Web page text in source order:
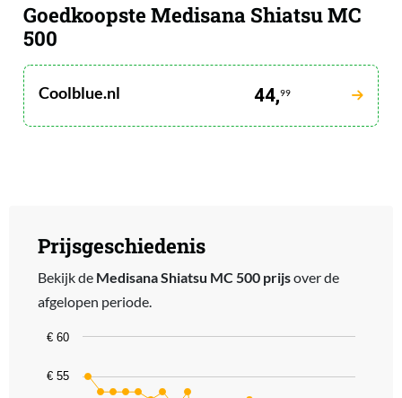
Goedkoopste Medisana Shiatsu MC
500
Coolblue.nl 44,99
Prijsgeschiedenis
Bekijk de Medisana Shiatsu MC 500 prijsover de
afgelopen periode.
Chart
Line chart with 22 data points.
The chart has 1 X axis displaying categories.
€ 55
€ 60